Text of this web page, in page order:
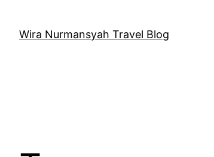
content
Wira Nurmansyah Travel Blog